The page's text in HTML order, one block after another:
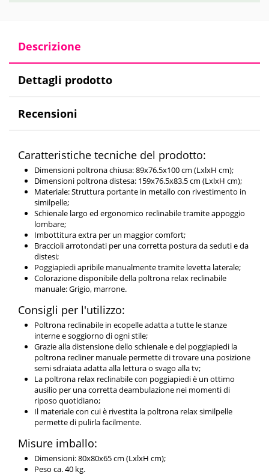
Descrizione
Dettagli prodotto
Recensioni
Caratteristiche tecniche del prodotto:
Dimensioni poltrona chiusa: 89x76.5x100 cm (LxlxH cm);
Dimensioni poltrona distesa: 159x76.5x83.5 cm (LxlxH cm);
Materiale: Struttura portante in metallo con rivestimento in
similpelle;
Schienale largo ed ergonomico reclinabile tramite appoggio
lombare;
Imbottitura extra per un maggior comfort;
Braccioli arrotondati per una corretta postura da seduti e da
distesi;
Poggiapiedi apribile manualmente tramite levetta laterale;
Colorazione disponibile della poltrona relax reclinabile
manuale: Grigio, marrone.
Consigli per l'utilizzo:
Poltrona reclinabile in ecopelle adatta a tutte le stanze
interne e soggiorno di ogni stile;
Grazie alla distensione dello schienale e del poggiapiedi la
poltrona recliner manuale permette di trovare una posizione
semi sdraiata adatta alla lettura o svago alla tv;
La poltrona relax reclinabile con poggiapiedi è un ottimo
ausilio per una corretta deambulazione nei momenti di
riposo quotidiano;
Il materiale con cui è rivestita la poltrona relax similpelle
permette di pulirla facilmente.
Misure imballo:
Dimensioni: 80x80x65 cm (LxlxH cm);
Peso ca. 40 kg.